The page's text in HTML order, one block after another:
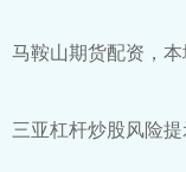
马鞍山期货配资，
三亚杠杆炒股风险